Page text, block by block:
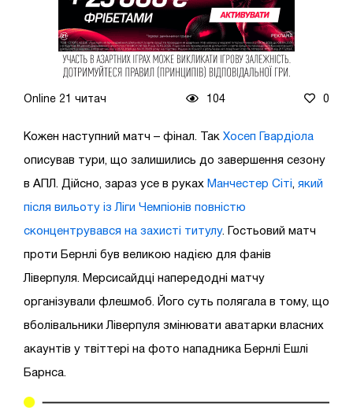
Online 21 читач 104 0
Кожен наступний матч – фінал. Так Хосеп Гвардіола
описував тури, що залишились до завершення сезону
в АПЛ. Дійсно, зараз усе в руках Манчестер Сіті який
після вильоту із Ліги Чемпіонів повністю
сконцентрувався на захисті титулу. Гостьовий матч
проти Бернлі був великою надією для фанів
Ліверпуля. Мерсисайдці напередодні матчу
організували флешмоб. Його суть полягала в тому, що
вболівальники Ліверпуля змінювати аватарки власних
акаунтів у твіттері на фото нападника Бернлі Ешлі
Барнса.